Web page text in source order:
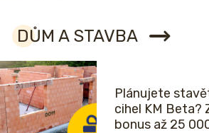
DŮM A STAVBA
Plánujete
cihel KM Beta?
bonus až 25